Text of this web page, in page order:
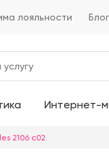
лояльности Блог
Интернет-
2106 c02